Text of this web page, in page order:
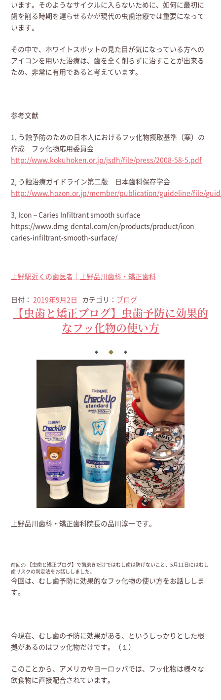
います。そのようなサイクルに入らないために、如何に最初に
歯を削る時期を遅らせるかが現代の虫歯治療では重要になって
います。
その中で、ホワイトスポットの見た目が気になっている方への
アイコンを用いた治療は、歯を全く削らずに治すことが出来る
ため、非常に有用であると考えています。
参考文献
1, う蝕予防のための日本人におけるフッ化物摂取基準（案）の
作成 フッ化物応用委員会
http://www.kokuhoken.or.jp/jsdh/file/press/2008-58-5.pdf
2, う蝕治療ガイドライン第二版 日本歯科保存学会
http://www.hozon.or.jp/member/publication/guideline/file/
3, Icon – Caries Infiltrant smooth surface
https://www.dmg-dental.com/en/products/product/icon-
caries-infiltrant-smooth-surface/
上野駅近くの歯医者｜上野品川歯科・矯正歯科
日付：2019年9月2日 カテゴリ： ブログ
【虫歯と矯正ブログ】虫歯予防に効果的
なフッ化物の使い方
上野品川歯科・矯正歯科院長の品川淳一です。
前回の
【虫歯と矯正ブログ】で歯磨きだけではむし歯は防げないこと、5月11日にはむし
歯リスクの判定法をお話ししました。
今回は、むし歯予防に効果的なフッ化物の使い方をお話ししま
す。
今現在、むし歯の予防に効果がある、というしっかりとした根
拠があるのはフッ化物だけです。（１）
このことから、アメリカやヨーロッパでは、フッ化物は様々な
飲食物に直接配合されています。